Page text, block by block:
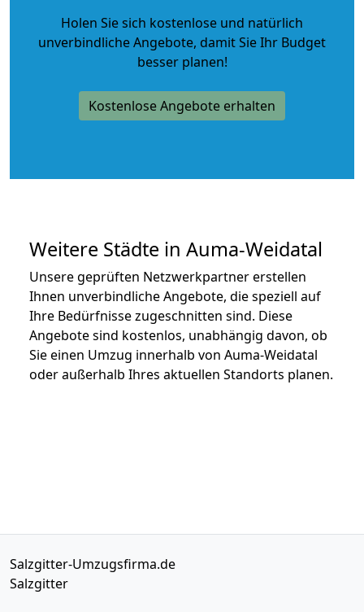
Holen Sie sich kostenlose und natürlich
unverbindliche Angebote, damit Sie Ihr Budget
besser planen!
Kostenlose Angebote erhalten
Weitere Städte in Auma-Weidatal
Unsere geprüften Netzwerkpartner erstellen
Ihnen unverbindliche Angebote, die speziell auf
Ihre Bedürfnisse zugeschnitten sind. Diese
Angebote sind kostenlos, unabhängig davon, ob
Sie einen Umzug innerhalb von Auma-Weidatal
oder außerhalb Ihres aktuellen Standorts planen.
Salzgitter-Umzugsfirma.de
Salzgitter